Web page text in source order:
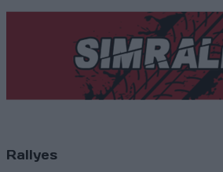
Rallyes